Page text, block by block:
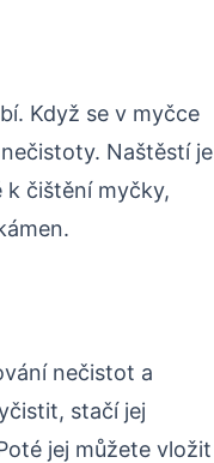
Když se v myčce
Naštěstí je
k čištění myčky,
nečistot a
stačí jej
jej můžete vložit